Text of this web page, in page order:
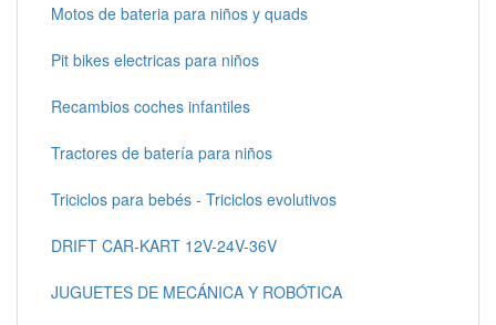
Motos de bateria para niños y quads
Pit bikes electricas para niños
Recambios coches infantiles
Tractores de batería para niños
Triciclos para bebés - Triciclos evolutivos
DRIFT CAR-KART 12V-24V-36V
JUGUETES DE MECÁNICA Y ROBÓTICA